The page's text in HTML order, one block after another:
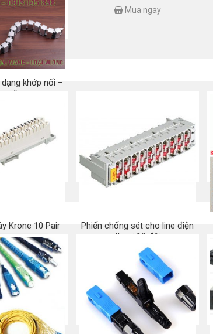
ngay Mua ngay
khớp nối –
vuông
Krone 10 Pair
ngay
Phiến chống sét cho line điện
thoại 10 đôi
Mua ngay